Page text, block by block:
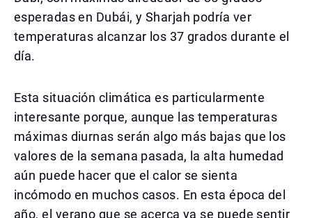
esperadas en Dubái, y Sharjah podría ver
temperaturas alcanzar los 37 grados durante el
día.
Esta situación climática es particularmente
interesante porque, aunque las temperaturas
máximas diurnas serán algo más bajas que los
valores de la semana pasada, la alta humedad
aún puede hacer que el calor se sienta
incómodo en muchos casos. En esta época del
año, el verano que se acerca ya se puede sentir